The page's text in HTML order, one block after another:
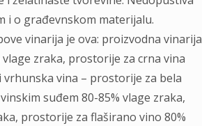
i o građevnskom materijalu.
vinarija je ova: proizvodna vinarija
zraka, prostorije za crna vina
vrhunska vina – prostorije za bela
suđem 80-85% vlage zraka,
prostorije za flaširano vino 80%